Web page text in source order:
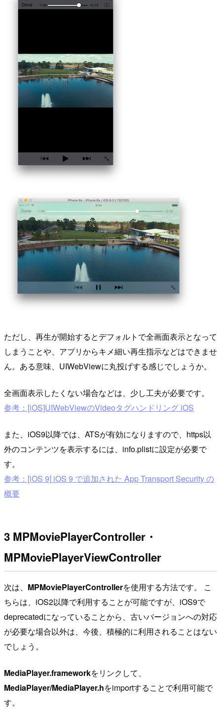
ただし、再生が開始するとデフォルトで全画面表示となって
しまうことや、アプリからキメ細い再生指示などはできませ
ん。ある意味、UIWebViewに丸投げする感じでしょうか。
全画面表示したくない場合などは、少し工夫が必要です。
参考：[iOS]UIWebViewのVideoタグハンドリング iOS
また、iOS9以降では、ATSが有効になりますので、https以
外のコンテンツを表示するには、info.plistに設定が必要で
す。
参考：[iOS 9] iOS 9 で追加された App Transport Security の
概要
3 MPMoviePlayerController・
MPMoviePlayerViewController
次は、 MPMoviePlayerControllerを使用する方法です。 こ
ちらは、iOS2以降で利用することが可能ですが、iOS9で
deprecatedになっていることから、古いバージョンへの対応
が必要な場合以外は、今後、積極的に利用されることはない
でしょう。
MediaPlayer.frameworkをリンクして、
MediaPlayer/MediaPlayer.hをimportすることで利用可能で
す。